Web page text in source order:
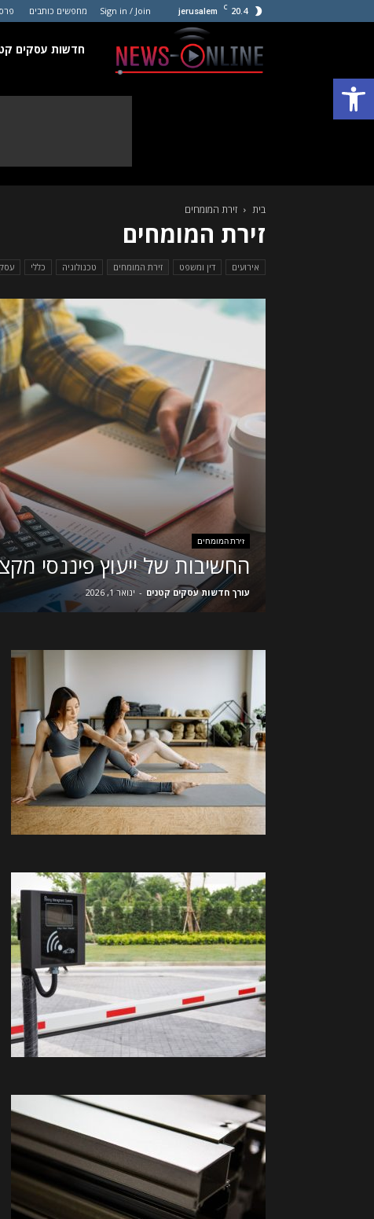
פתח סרגל נגישות
20.4
C
jerusalem
Sign in / Join מחפשים כותבים
חדשות
חדשות עסקים
בית זירת המומחים
זירת המומחים
אירועים דין ומשפט זירת המומחים טכנולוגיה כללי
זירת המומחים
החשיבות של ייעוץ פיננסי
עורך חדשות עסקים קטנים - ינואר 1, 2026